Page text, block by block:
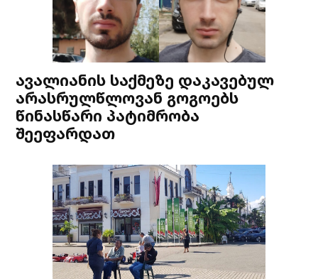
ავალიანის საქმეზე დაკავებულ
არასრულწლოვან გოგოებს
წინასწარი პატიმრობა
შეეფარდათ